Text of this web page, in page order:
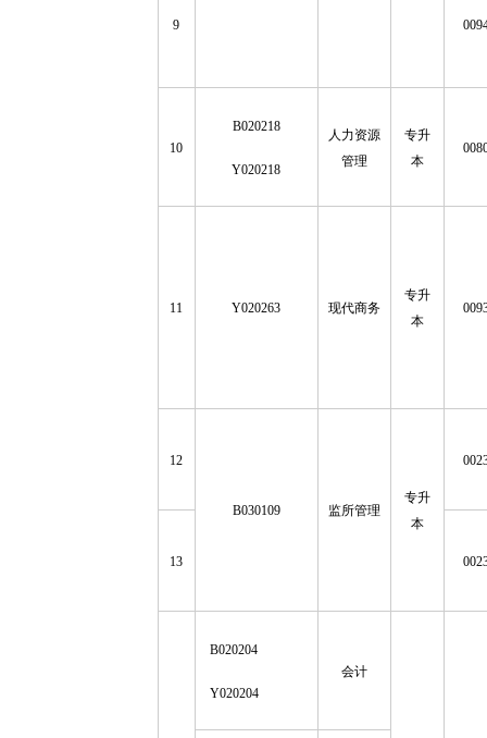
9
10
B020218
Y020218
人力资源
管理
专升
本
11 Y020263 现代商务
专升
本
12
B030109 监所管理
专升
本
13
B020204
Y020204
会计